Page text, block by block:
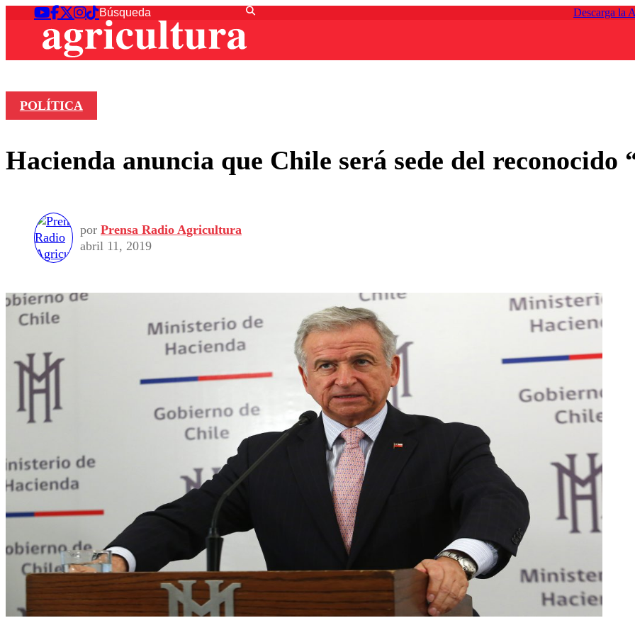
Descarga la
POLÍTICA
Hacienda anuncia que Chile será sede del reconocido
por Prensa Radio Agricultura
abril 11, 2019